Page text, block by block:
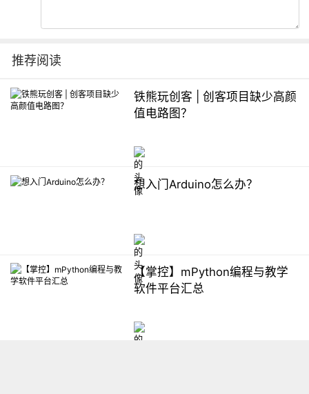
推荐阅读
铁熊玩创客 | 创客项目缺少高颜
值电路图？
想入门Arduino怎么办？
【掌控】mPython编程与教学
软件平台汇总